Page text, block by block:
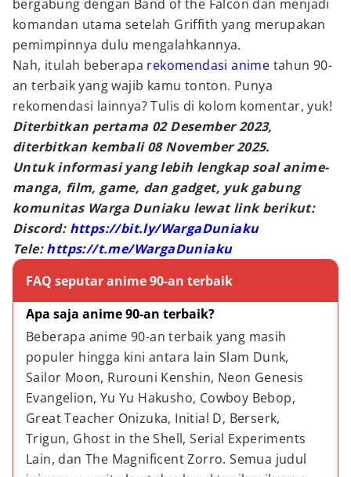
bergabung dengan Band of the Falcon dan menjadi
komandan utama setelah Griffith yang merupakan
pemimpinnya dulu mengalahkannya.
Nah, itulah beberapa rekomendasi anime tahun 90-
an terbaik yang wajib kamu tonton. Punya
rekomendasi lainnya? Tulis di kolom komentar, yuk!
Diterbitkan pertama 02 Desember 2023,
diterbitkan kembali 08 November 2025.
Untuk informasi yang lebih lengkap soal anime-
manga, film, game, dan gadget, yuk gabung
komunitas Warga Duniaku lewat link berikut:
Discord: https://bit.ly/WargaDuniaku
Tele:https://t.me/WargaDuniaku
FAQ seputar anime 90-an terbaik
Apa saja anime 90-an terbaik?
Beberapa anime 90-an terbaik yang masih
populer hingga kini antara lain Slam Dunk,
Sailor Moon, Rurouni Kenshin, Neon Genesis
Evangelion, Yu Yu Hakusho, Cowboy Bebop,
Great Teacher Onizuka, Initial D, Berserk,
Trigun, Ghost in the Shell, Serial Experiments
Lain, dan The Magnificent Zorro. Semua judul